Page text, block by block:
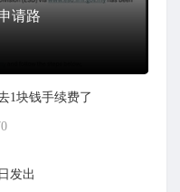
请路
1块钱手续费了
发出